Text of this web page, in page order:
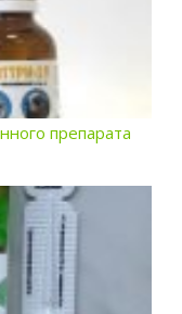
препарата